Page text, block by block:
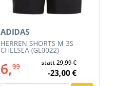
HERREN SHORTS M 3S
CHELSEA (GL0022)
ADIDAS
6,99 statt29,99 €
-23,00 €